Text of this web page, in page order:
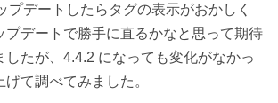
プデートしたらタグの表示がおかしく
プデートで勝手に直るかなと思って期待
したが、4.4.2 になっても変化がなかっ
て調べてみました。